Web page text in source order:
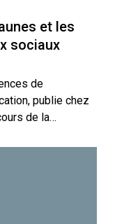
et les
sociaux
de
publie chez
de la…